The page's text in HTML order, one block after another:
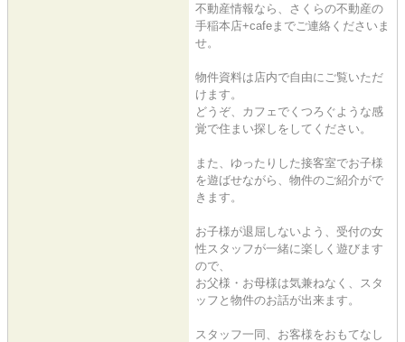
不動産情報なら、さくらの不動産の
手稲本店+cafeまでご連絡くださいま
せ。
物件資料は店内で自由にご覧いただ
けます。
どうぞ、カフェでくつろぐような感
覚で住まい探しをしてください。
また、ゆったりした接客室でお子様
を遊ばせながら、物件のご紹介がで
きます。
お子様が退屈しないよう、受付の女
性スタッフが一緒に楽しく遊びます
ので、
お父様・お母様は気兼ねなく、スタ
ッフと物件のお話が出来ます。
スタッフ一同、お客様をおもてなし